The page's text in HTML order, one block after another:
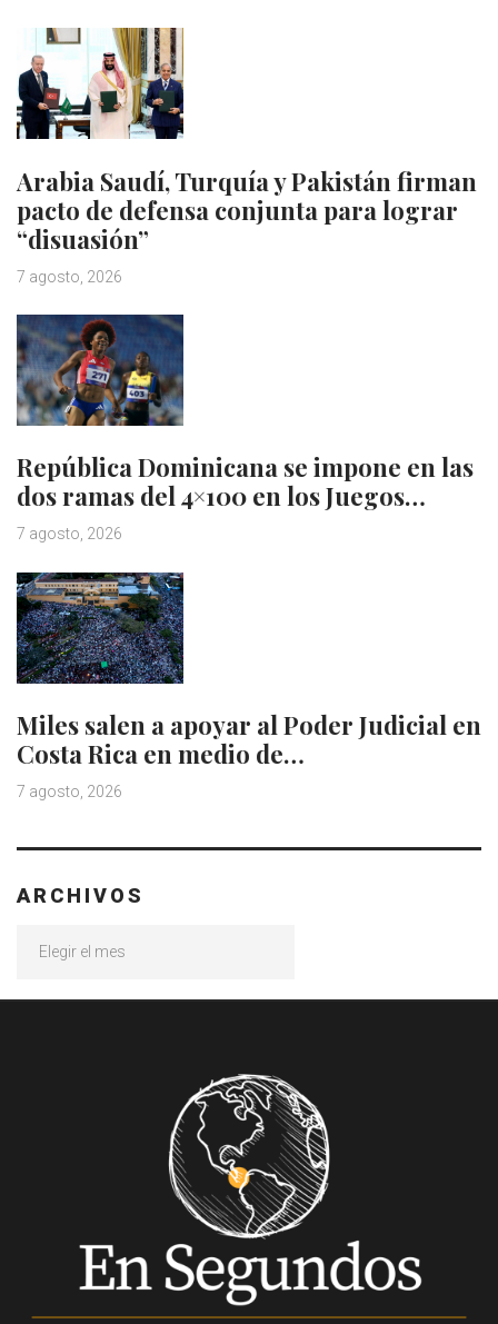
Arabia Saudí, Turquía y Pakistán firman
pacto de defensa conjunta para lograr
“disuasión”
7 agosto, 2026
República Dominicana se impone en las
dos ramas del 4×100 en los Juegos…
7 agosto, 2026
Miles salen a apoyar al Poder Judicial en
Costa Rica en medio de…
7 agosto, 2026
ARCHIVOS